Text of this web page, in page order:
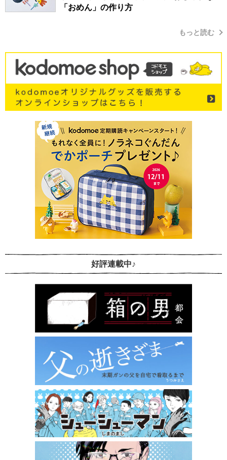
「おめん」の作り方
もっと読む
好評連載中♪